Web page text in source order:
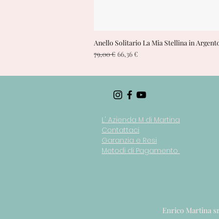
Vista rapida
Anello Solitario La Mia Stellina in
Prezzo regolare
79,00 € Prezzo scontato
66,36 €
L' Azienda M di Martina
Contattaci
Garanzia e Resi
Metodi di Pagamento
Enrico Martina